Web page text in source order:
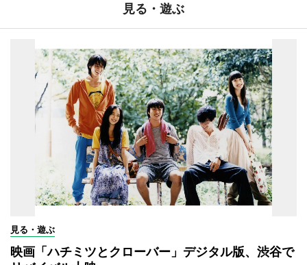
見る・遊ぶ
見る・遊ぶ
映画「ハチミツとクローバー」デジタル版、渋谷で